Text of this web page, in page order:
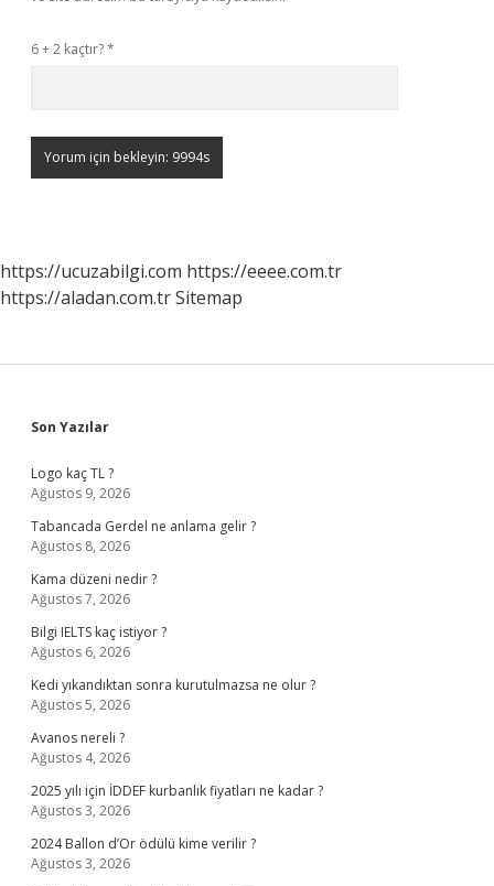
6 + 2 kaçtır?*
https://ucuzabilgi.com https://eeee.com.tr
https://aladan.com.trSitemap
Sidebar
Son Yazılar
Logo kaç TL ?
Ağustos 9, 2026
Tabancada Gerdel ne anlama gelir ?
Ağustos 8, 2026
Kama düzeni nedir ?
Ağustos 7, 2026
Bilgi IELTS kaç istiyor ?
Ağustos 6, 2026
Kedi yıkandıktan sonra kurutulmazsa ne olur ?
Ağustos 5, 2026
Avanos nereli ?
Ağustos 4, 2026
2025 yılı için İDDEF kurbanlık fiyatları ne kadar ?
Ağustos 3, 2026
2024 Ballon d’Or ödülü kime verilir ?
Ağustos 3, 2026